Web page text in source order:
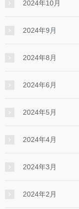
2024年10月
2024年9月
2024年8月
2024年6月
2024年5月
2024年4月
2024年3月
2024年2月